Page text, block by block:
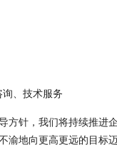
、技术服务
方针，我们将持续推进
地向更高更远的目标迈